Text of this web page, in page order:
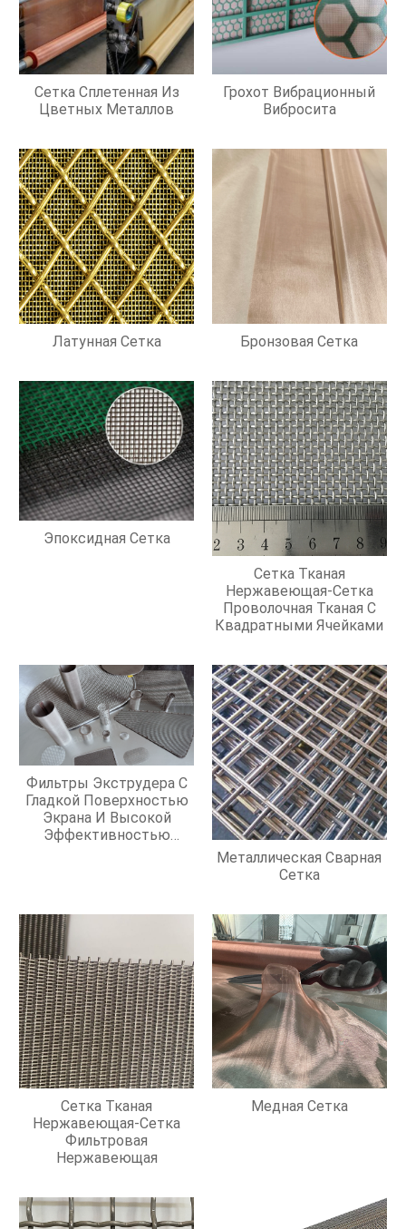
Сетка Сплетенная Из
Цветных Металлов
Грохот Вибрационный
Вибросита
Латунная Сетка Бронзовая Сетка
Эпоксидная Сетка
Сетка Тканая
Нержавеющая-Сетка
Проволочная Тканая С
Квадратными Ячейками
Фильтры Экструдера С
Гладкой Поверхностью
Экрана И Высокой
Эффективностью
Металлическая Сварная
Сетка
Сетка Тканая
Нержавеющая-Сетка
Фильтровая
Нержавеющая
Медная Сетка